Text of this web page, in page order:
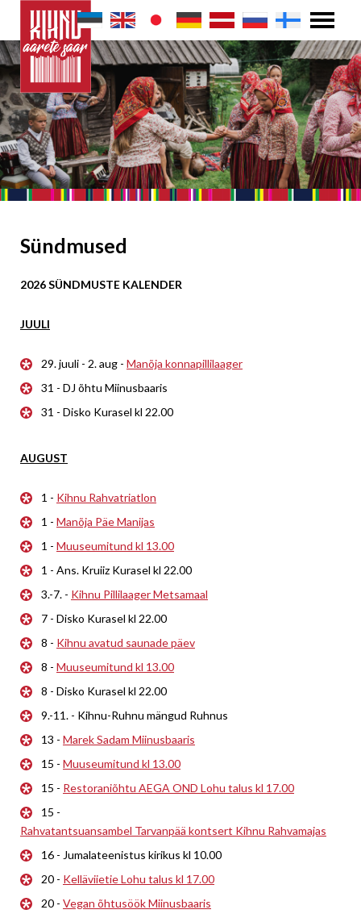
Sündmused
2026 SÜNDMUSTE KALENDER
JUULI
29. juuli - 2. aug - Manõja konnapillilaager
31 - DJ õhtu Miinusbaaris
31 - Disko Kurasel kl 22.00
AUGUST
1 - Kihnu Rahvatriatlon
1 - Manõja Päe Manijas
1 - Muuseumitund kl 13.00
1 - Ans. Kruiiz Kurasel kl 22.00
3.-7. - Kihnu Pillilaager Metsamaal
7 - Disko Kurasel kl 22.00
8 - Kihnu avatud saunade päev
8 - Muuseumitund kl 13.00
8 - Disko Kurasel kl 22.00
9.-11. - Kihnu-Ruhnu mängud Ruhnus
13 - Marek Sadam Miinusbaaris
15 - Muuseumitund kl 13.00
15 - Restoraniõhtu AEGA OND Lohu talus kl 17.00
15 -
Rahvatantsuansambel Tarvanpää kontsert Kihnu Rahvamajas
16 - Jumalateenistus kirikus kl 10.00
20 - Kelläviietie Lohu talus kl 17.00
20 - Vegan õhtusöök Miinusbaaris